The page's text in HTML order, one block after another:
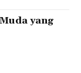
yang